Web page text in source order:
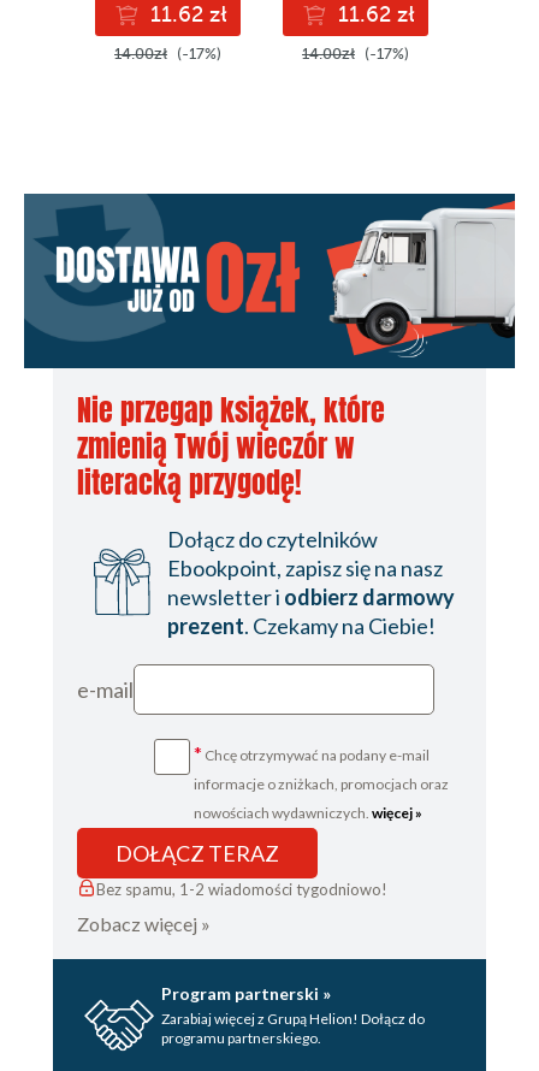
11.62 zł
14.00zł (-17%)
11.62 zł
14.00zł (-17%)
Nie przegap książek, które
zmienią Twój wieczór w
literacką przygodę!
Dołącz do czytelników
Ebookpoint, zapisz się na nasz
newsletter i odbierz darmowy
prezent. Czekamy na Ciebie!
e-mail
* Chcę otrzymywać na podany e-mail
informacje o zniżkach, promocjach oraz
nowościach wydawniczych. więcej »
DOŁĄCZ TERAZ
Bez spamu, 1-2 wiadomości tygodniowo!
Zobacz więcej »
Program partnerski »
Zarabiaj więcej z Grupą Helion! Dołącz do
programu partnerskiego.